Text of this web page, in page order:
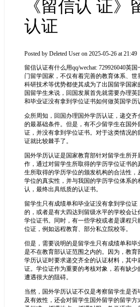
《留信认 证》
认证
Posted by Deleted User on 2025-05-26 at 21:49
留信认证有什么用qq/wechat: 729926040英
门留学国家，不仅有着完善的教育体系、
科研技术等优势都使其成为了出国留学国
国留学生来说，回国发展首先就需要办理
和毕业证没有拿到学位证书如何做英国学历
众所周知，回国办理国外学历认证，递交
的最基础条件。但是，有不少留学生在国
证，并没有拿到学位证书。对于这类情况
证就比较棘手了。
国外学历认证是国家教育部针对留学生所
作，通过对留学生所取得的学历学位证书
生所取得的学历学位的颁发机构的合法性
学位的真实性，并与我国的学历学位体系
认，最终出具纸质的认证书。
留学生只有成绩单和毕业证没有拿到学位证
的，或者是有大四达到留级水平的学校会
学位证书。同时，有一些学校或者是课程
位证，例如远程教育、部分私立院校等。
但是，需要说明的是留学生只有成绩单和毕
是不在教育部认证范围之内的。因为，教
学历认证时要求递交齐全的认证材料，其
证。学位证作为重要的考核对象，若有缺
遭遇很大的阻碍。
当然，国外学历认证不仅是考察留学生是
及有效性，还会对留学生国外留学的留学